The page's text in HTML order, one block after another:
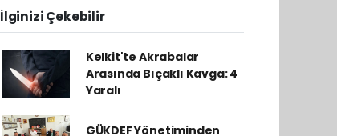
İlginizi Çekebilir
Kelkit'te Akrabalar
Arasında Bıçaklı Kavga: 4
Yaralı
GÜKDEF Yönetiminden